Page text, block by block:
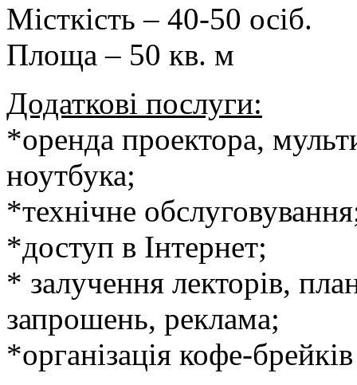
Місткість – 40-50 осіб.
Площа – 50 кв. м
Додаткові послуги:
*оренда проектора,
ноутбука;
*технічне
*доступ в Інтернет;
* залучення лекторів,
запрошень, реклама;
*організація кофе-